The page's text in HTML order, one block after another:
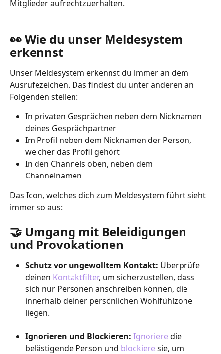
Mitglieder aufrechtzuerhalten.
👀 Wie du unser Meldesystem
erkennst
Unser Meldesystem erkennst du immer an dem
Ausrufezeichen. Das findest du unter anderen an
Folgenden stellen:
In privaten Gesprächen neben dem Nicknamen
deines Gesprächpartner
Im Profil neben dem Nicknamen der Person,
welcher das Profil gehört
In den Channels oben, neben dem
Channelnamen
Das Icon, welches dich zum Meldesystem führt sieht
immer so aus:
🤝 Umgang mit Beleidigungen
und Provokationen
Schutz vor ungewolltem Kontakt: Überprüfe
deinen Kontaktfilter, um sicherzustellen, dass
sich nur Personen anschreiben können, die
innerhalb deiner persönlichen Wohlfühlzone
liegen.
Ignorieren und Blockieren: Ignoriere die
belästigende Person und blockiere sie, um